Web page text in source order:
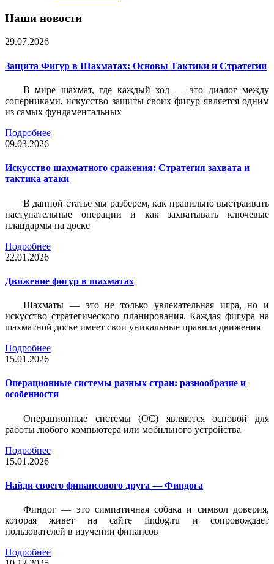
Наши новости
29.07.2026
Защита Фигур в Шахматах: Основы Тактики и Стратегии
В мире шахмат, где каждый ход — это диалог между
соперниками, искусство защиты своих фигур является одним
из самых фундаментальных
Подробнее
09.03.2026
Искусство шахматного сражения: Стратегия захвата и
тактика атаки
В данной статье мы разберем, как правильно выстраивать
наступательные операции и как захватывать ключевые
плацдармы на доске
Подробнее
22.01.2026
Движение фигур в шахматах
Шахматы — это не только увлекательная игра, но и
искусство стратегического планирования. Каждая фигура на
шахматной доске имеет свои уникальные правила движения
Подробнее
15.01.2026
Операционные системы разных стран: разнообразие и
особенности
Операционные системы (ОС) являются основой для
работы любого компьютера или мобильного устройства
Подробнее
15.01.2026
Найди своего финансового друга — Финдога
Финдог — это симпатичная собака и символ доверия,
которая живет на сайте findog.ru и сопровождает
пользователей в изучении финансов
Подробнее